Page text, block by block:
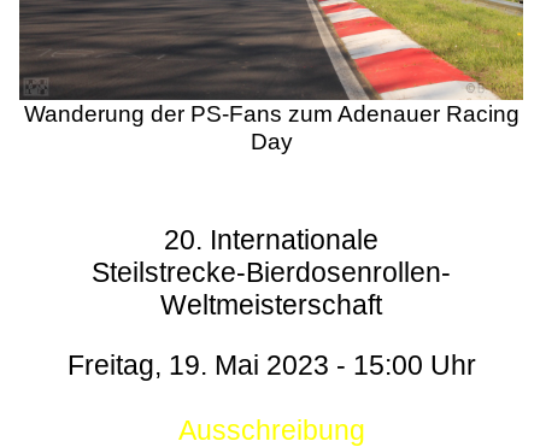
Wanderung der PS-Fans zum Adenauer Racing
Day
20. Internationale
Steilstrecke-Bierdosenrollen-
Weltmeisterschaft
Freitag, 19. Mai 2023 - 15:00 Uhr
Ausschreibung